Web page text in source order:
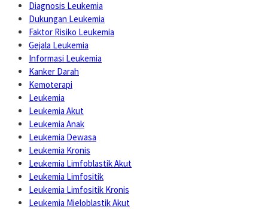
Diagnosis Leukemia
Dukungan Leukemia
Faktor Risiko Leukemia
Gejala Leukemia
Informasi Leukemia
Kanker Darah
Kemoterapi
Leukemia
Leukemia Akut
Leukemia Anak
Leukemia Dewasa
Leukemia Kronis
Leukemia Limfoblastik Akut
Leukemia Limfositik
Leukemia Limfositik Kronis
Leukemia Mieloblastik Akut